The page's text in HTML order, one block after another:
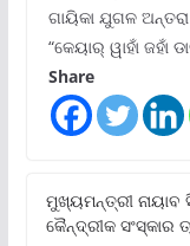
ଗାୟିକା ଯୁଗଳ
“କେୟାର୍ ୱାହାଁ ଜହାଁ
Share
ମୁଖ୍ୟମନ୍ତ୍ରୀ
କୈନ୍ଦ୍ରୀକ ସଂସ୍କାର